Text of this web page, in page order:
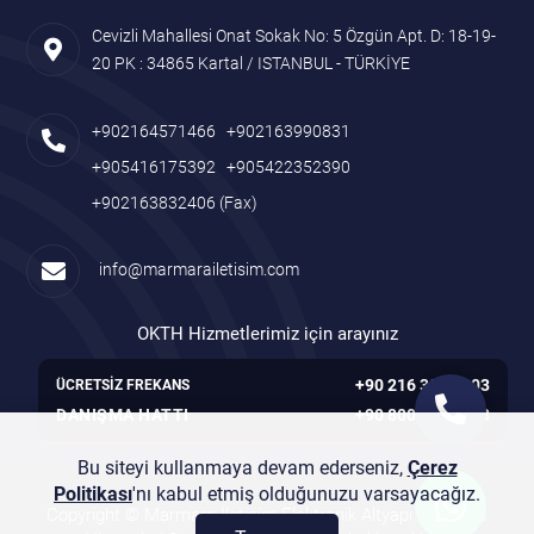
Cevizli Mahallesi Onat Sokak No: 5 Özgün Apt. D: 18-19-
20 PK : 34865 Kartal / ISTANBUL - TÜRKİYE
+902164571466
+902163990831
+905416175392
+905422352390
+902163832406 (Fax)
info@marmarailetisim.com
OKTH Hizmetlerimiz için arayınız
ÜCRETSİZ FREKANS
DANIŞMA HATTI
+90 216 305 7103
+90 800 261 7103
Copyright © Marmara İletişim Elektronik Altyapı ve Servis
Bu siteyi kullanmaya devam ederseniz, Çerez
Politikası'nı kabul etmiş olduğunuzu varsayacağız.